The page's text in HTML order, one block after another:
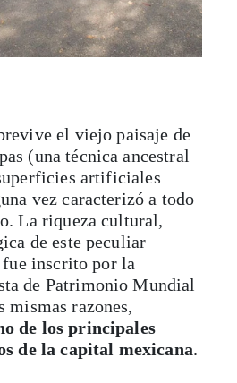
el viejo paisaje de
(una técnica ancestral
artificiales
vez caracterizó a todo
La riqueza cultural,
de este peculiar
fue inscrito por la
de Patrimonio Mundial
mismas razones,
de los principales
de la capital mexicana.